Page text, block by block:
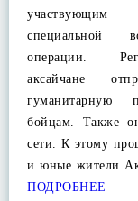
специальной
операции.
аксайчане
гуманитарную
бойцам. Также
сети. К этому
и юные жители
ПОДРОБНЕЕ